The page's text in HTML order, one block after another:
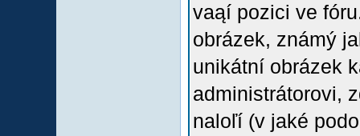
vaąí pozici ve
obrázek, známý
unikátní obrázek
administrátorovi,
naloľí (v jaké